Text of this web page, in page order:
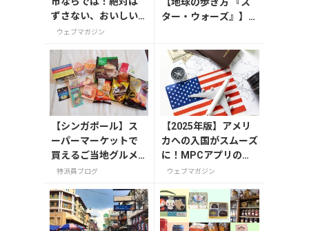
ずさない、おいしい
お土産10選
ウェブマガジン
ター・ウォーズ』】が
の特製リバーシブル帯
付き
【シンガポール】ス
ーパーマーケットで
買えるご当地グルメ
のお土産
特派員ブログ
【2025年版】アメリ
カへの入国がスムーズ
に！MPCアプリの登
録方法や使い方を解説
ウェブマガジン